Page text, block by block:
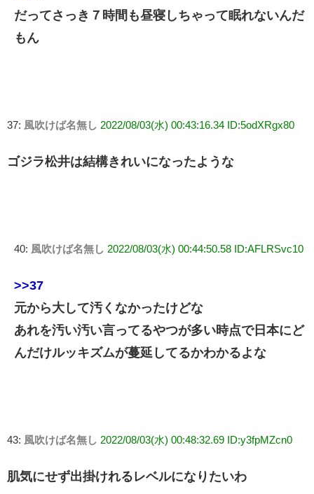
だってさっき７時間も昼寝しちゃって眠れないんだ
もん
37: 風吹けば名無し 2022/08/03(水) 00:43:16.34 ID:5odXRgx80
ゴジラ松井は結構きれいになったような
40: 風吹けば名無し 2022/08/03(水) 00:44:50.58 ID:AFLRSvc10
>>37
元から大して汚くなかったけどな
あれを汚い汚い言ってるやつが多い時点で日本にど
んだけルッキズムが蔓延してるかわかるよな
43: 風吹けば名無し 2022/08/03(水) 00:48:32.69 ID:y3fpMZcn0
肌気にせず出掛けれるレベルになりたいわ